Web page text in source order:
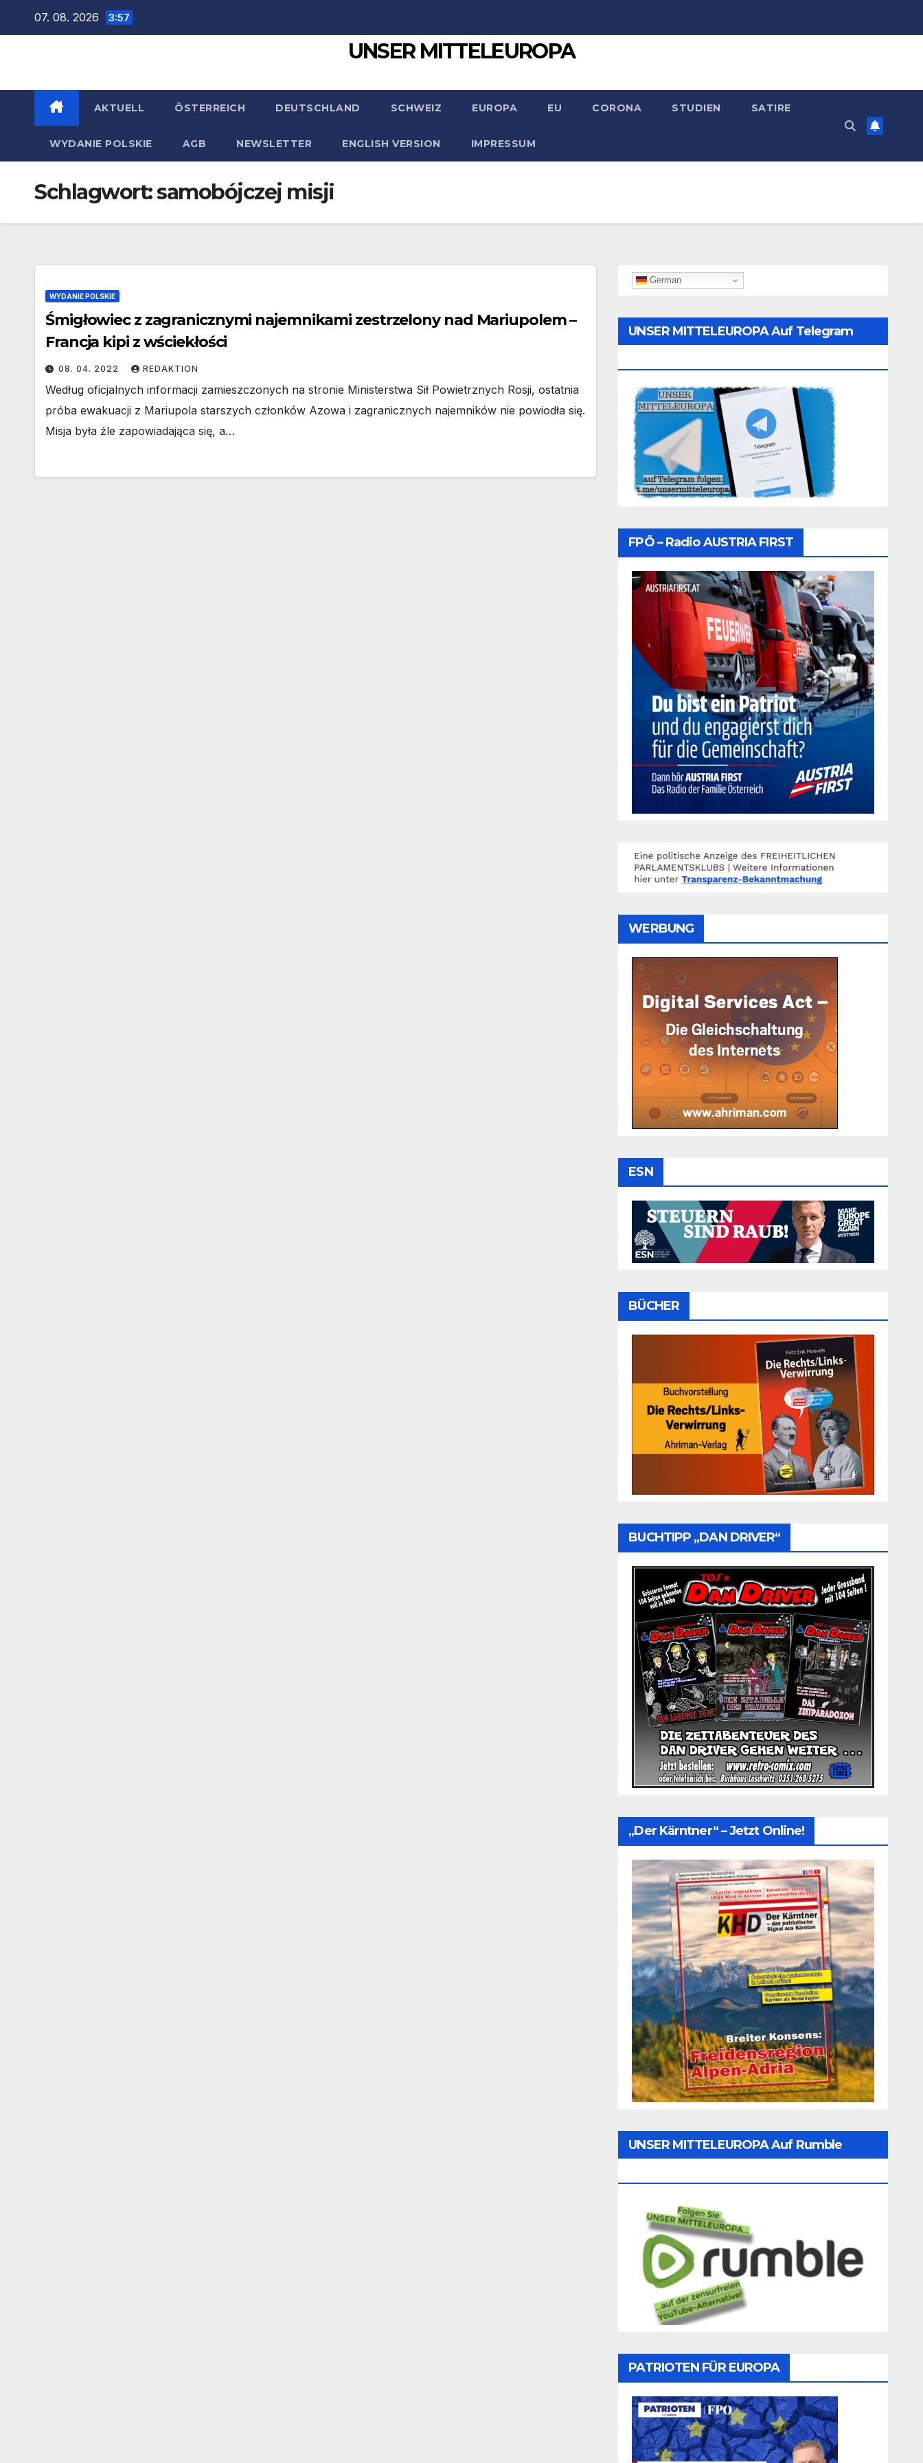
07. 08. 2026 3:57
UNSER MITTELEUROPA
AKTUELL ÖSTERREICH DEUTSCHLAND SCHWEIZ EUROPA EU CORONA STUDIEN SATIRE
WYDANIE POLSKIE AGB NEWSLETTER ENGLISH VERSION IMPRESSUM
Schlagwort:samobójczej misji
WYDANIE POLSKIE
Śmigłowiec z zagranicznymi najemnikami zestrzelony nad Mariupolem –
Francja kipi z wściekłości
08. 04. 2022 REDAKTION
Według oficjalnych informacji zamieszczonych na stronie Ministerstwa Sił Powietrznych Rosji, ostatnia
próba ewakuacji z Mariupola starszych członków Azowa i zagranicznych najemników nie powiodła się.
Misja była źle zapowiadająca się, a…
German
UNSER MITTELEUROPA Auf Telegram
FPÖ – Radio AUSTRIA FIRST
WERBUNG
ESN
BÜCHER
BUCHTIPP „DAN DRIVER“
„Der Kärntner“ – Jetzt Online!
UNSER MITTELEUROPA Auf Rumble
PATRIOTEN FÜR EUROPA